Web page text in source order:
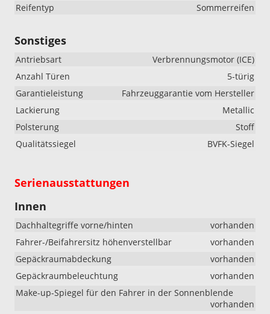
Reifentyp
Sommerreifen
Sonstiges
Antriebsart
Verbrennungsmotor (ICE)
Anzahl Türen
5-türig
Garantieleistung
Fahrzeuggarantie vom Hersteller
Lackierung
Metallic
Polsterung
Stoff
Qualitätssiegel
BVFK-Siegel
Serienausstattungen
Innen
Dachhaltegriffe vorne/hinten
vorhanden
Fahrer-/Beifahrersitz höhenverstellbar
vorhanden
Gepäckraumabdeckung
vorhanden
Gepäckraumbeleuchtung
vorhanden
Make-up-Spiegel für den Fahrer in der Sonnenblende
vorhanden